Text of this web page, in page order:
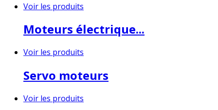
Voir les produits
Moteurs électrique...
Voir les produits
Servo moteurs
Voir les produits